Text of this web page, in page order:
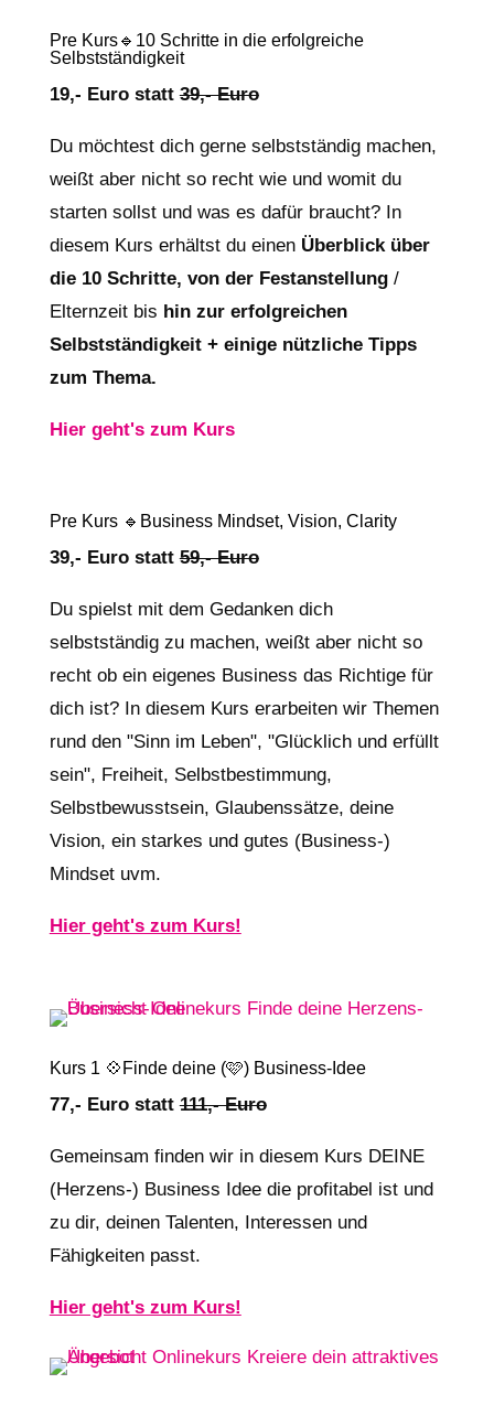
Pre Kurs🔹10 Schritte in die erfolgreiche
Selbstständigkeit
19,- Euro statt39,- Euro
Du möchtest dich gerne selbstständig machen,
weißt aber nicht so recht wie und womit du
starten sollst und was es dafür braucht? In
diesem Kurs erhältst du einen Überblick über
die 10 Schritte, von der Festanstellung/
Elternzeit bis hin zur erfolgreichen
Selbstständigkeit + einige nützliche Tipps
zum Thema.
Hier geht's zum Kurs
Pre Kurs 🔹Business Mindset, Vision, Clarity
39,- Euro statt59,- Euro
Du spielst mit dem Gedanken dich
selbstständig zu machen, weißt aber nicht so
recht ob ein eigenes Business das Richtige für
dich ist? In diesem Kurs erarbeiten wir Themen
rund den "Sinn im Leben", "Glücklich und erfüllt
sein", Freiheit, Selbstbestimmung,
Selbstbewusstsein, Glaubenssätze, deine
Vision, ein starkes und gutes (Business-)
Mindset uvm.
Hier geht's zum Kurs!
Kurs 1 💠Finde deine (🩷) Business-Idee
77,- Euro statt111,- Euro
Gemeinsam finden wir in diesem Kurs DEINE
(Herzens-) Business Idee die profitabel ist und
zu dir, deinen Talenten, Interessen und
Fähigkeiten passt.
Hier geht's zum Kurs!